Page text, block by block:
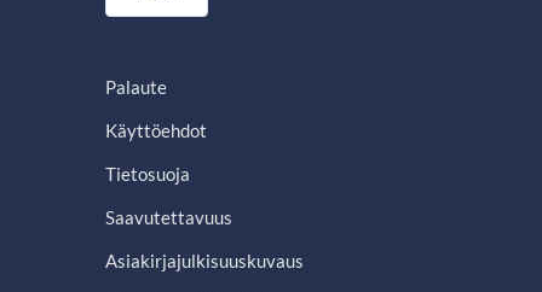
Palaute
Käyttöehdot
Tietosuoja
Saavutettavuus
Asiakirjajulkisuuskuvaus